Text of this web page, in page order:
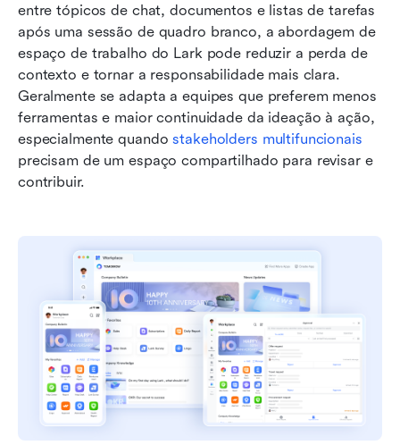
entre tópicos de chat, documentos e listas de tarefas
após uma sessão de quadro branco, a abordagem de
espaço de trabalho do Lark pode reduzir a perda de
contexto e tornar a responsabilidade mais clara.
Geralmente se adapta a equipes que preferem menos
ferramentas e maior continuidade da ideação à ação,
especialmente quando stakeholders multifuncionais
precisam de um espaço compartilhado para revisar e
contribuir.